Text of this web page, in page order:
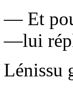
— Et
—lui
Lénissu